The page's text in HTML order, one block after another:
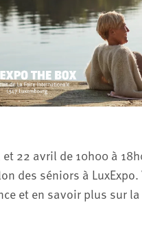
et 22 avril de 10h00 à
des séniors à
et en savoir plus sur